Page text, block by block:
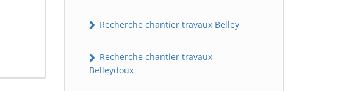
Recherche chantier travaux Belley
Recherche chantier travaux
Belleydoux